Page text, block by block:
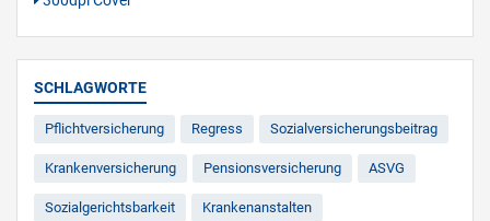
SCHLAGWORTE
Pflichtversicherung Regress Sozialversicherungsbeitrag
Krankenversicherung Pensionsversicherung ASVG
Sozialgerichtsbarkeit Krankenanstalten